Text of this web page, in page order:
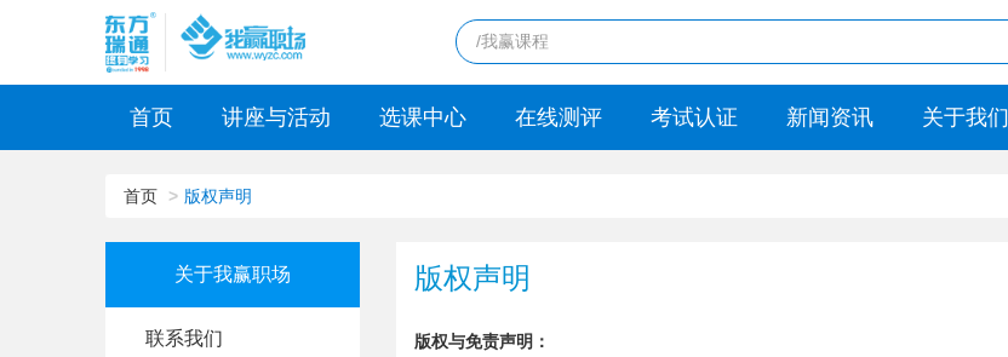
首页 讲座与活动 选课中心 在线测评 考试认证 新闻资讯 关于我们
首页 版权声明
关于我赢职场
联系我们
版权声明
版权与免责声明：